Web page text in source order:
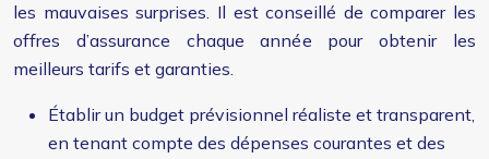
les mauvaises surprises. Il est conseillé de comparer les
offres d’assurance chaque année pour obtenir les
meilleurs tarifs et garanties.
Établir un budget prévisionnel réaliste et transparent,
en tenant compte des dépenses courantes et des